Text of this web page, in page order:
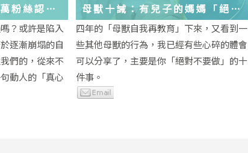
粉絲認
」金美敬
中送炭！
？或許是陷入
逐漸崩塌的自
們的，從來不
動人的「真心
母獸十誡：有兒子的媽媽「絕對
不要做」的十件事
四年的「母獸自我再教育」下來，又看到一
些其他母獸的行為，我已經有些心碎的體會
可以分享了，主要是你「絕對不要做」的十
件事。